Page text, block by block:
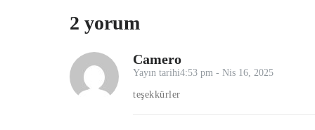
2 yorum
Camero
Yayın tarihi4:53 pm - Nis 16, 2025
teşekkürler